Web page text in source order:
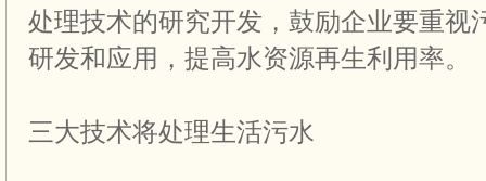
处理技术的研究开发，鼓励企业要重视
研发和应用，提高水资源再生利用率。
三大技术将处理生活污水